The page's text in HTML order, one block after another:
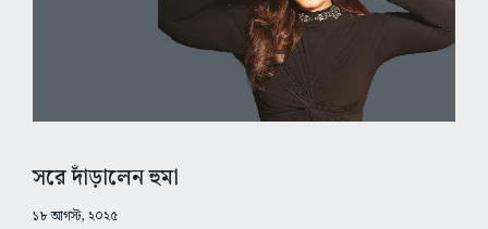
সরে দাঁড়ালেন হুমা
১৮ আগস্ট, ২০২৫